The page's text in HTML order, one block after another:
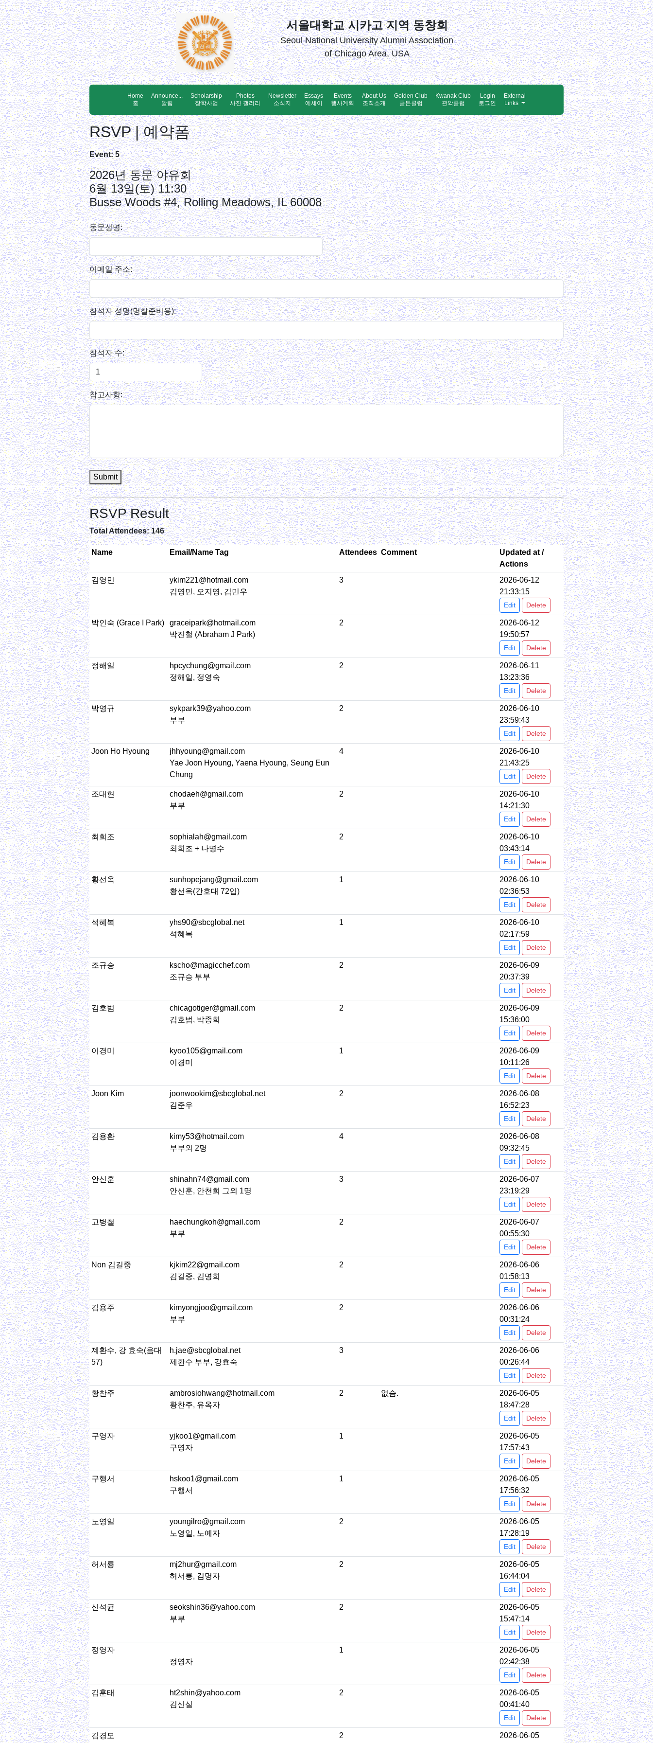
서울대학교 시카고 지역 동창회
Seoul National University Alumni Association
of Chicago Area, USA
Home
홈
Announce...
알림
Scholarship
장학사업
Photos
사진 갤러리
Newsletter
소식지
Essays
에세이
Events
행사계획
About Us
조직소개
Golden Club
골든클럽
Kwanak Club
관악클럽
Login
로그인
External
Links
RSVP | 예약폼
Event: 5
2026년 동문 야유회
6월 13일(토) 11:30
Busse Woods #4, Rolling Meadows, IL 60008
동문성명:
이메일 주소:
참석자 성명(명찰준비용):
참석자 수:
참고사항:
Submit
RSVP Result
Total Attendees: 146
Name Email/Name Tag Attendees Comment
Updated at /
Actions
김영민
ykim221@hotmail.com
김영민, 오지영, 김민우
3
2026-06-12
21:33:15
Edit Delete
박인숙 (Grace I Park)
graceipark@hotmail.com
박진철 (Abraham J Park)
2
2026-06-12
19:50:57
Edit Delete
정해일
hpcychung@gmail.com
정해일, 정영숙
2
2026-06-11
13:23:36
Edit Delete
박영규
sykpark39@yahoo.com
부부
2
2026-06-10
23:59:43
Edit Delete
Joon Ho Hyoung
jhhyoung@gmail.com
Yae Joon Hyoung, Yaena Hyoung, Seung Eun
Chung
4
2026-06-10
21:43:25
Edit Delete
조대현
chodaeh@gmail.com
부부
2
2026-06-10
14:21:30
Edit Delete
최희조
sophialah@gmail.com
최희조 + 나명수
2
2026-06-10
03:43:14
Edit Delete
황선옥
sunhopejang@gmail.com
황선옥(간호대 72입)
1
2026-06-10
02:36:53
Edit Delete
석혜복
yhs90@sbcglobal.net
석혜복
1
2026-06-10
02:17:59
Edit Delete
조규승
kscho@magicchef.com
조규승 부부
2
2026-06-09
20:37:39
Edit Delete
김호범
chicagotiger@gmail.com
김호범, 박종희
2
2026-06-09
15:36:00
Edit Delete
이경미
kyoo105@gmail.com
이경미
1
2026-06-09
10:11:26
Edit Delete
Joon Kim
joonwookim@sbcglobal.net
김준우
2
2026-06-08
16:52:23
Edit Delete
김용환
kimy53@hotmail.com
부부외 2명
4
2026-06-08
09:32:45
Edit Delete
안신훈
shinahn74@gmail.com
안신훈, 안천희 그외 1명
3
2026-06-07
23:19:29
Edit Delete
고병철
haechungkoh@gmail.com
부부
2
2026-06-07
00:55:30
Edit Delete
Non 김길중
kjkim22@gmail.com
김길중, 김명희
2
2026-06-06
01:58:13
Edit Delete
김용주
kimyongjoo@gmail.com
부부
2
2026-06-06
00:31:24
Edit Delete
졔환수, 강 효숙(음대
57)
h.jae@sbcglobal.net
제환수 부부, 강효숙
3
2026-06-06
00:26:44
Edit Delete
황찬주
ambrosiohwang@hotmail.com
황찬주, 유옥자
2 없슴.
2026-06-05
18:47:28
Edit Delete
구영자
yjkoo1@gmail.com
구영자
1
2026-06-05
17:57:43
Edit Delete
구행서
hskoo1@gmail.com
구행서
1
2026-06-05
17:56:32
Edit Delete
노영일
youngilro@gmail.com
노영일, 노예자
2
2026-06-05
17:28:19
Edit Delete
허서룡
mj2hur@gmail.com
허서룡, 김명자
2
2026-06-05
16:44:04
Edit Delete
신석균
seokshin36@yahoo.com
부부
2
2026-06-05
15:47:14
Edit Delete
정영자
정영자
1
2026-06-05
02:42:38
Edit Delete
김훈태
ht2shin@yahoo.com
김신실
2
2026-06-05
00:41:40
Edit Delete
김경모 2 2026-06-05